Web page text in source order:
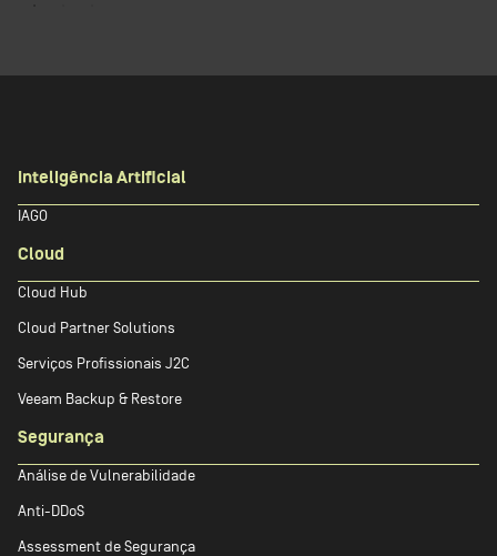
Inteligência Artificial
IAGO
Cloud
Cloud Hub
Cloud Partner Solutions
Serviços Profissionais J2C
Veeam Backup & Restore
Segurança
Análise de Vulnerabilidade
Anti-DDoS
Assessment de Segurança